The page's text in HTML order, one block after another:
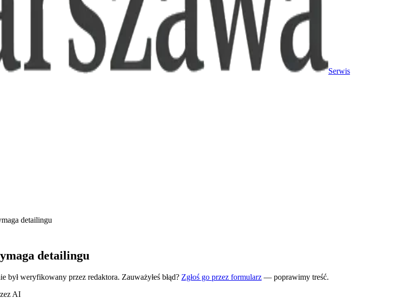
Serwis
detailingu
detailingu
był weryfikowany przez redaktora. Zauważyłeś błąd? Zgłoś go przez formularz — poprawimy treść.
AI